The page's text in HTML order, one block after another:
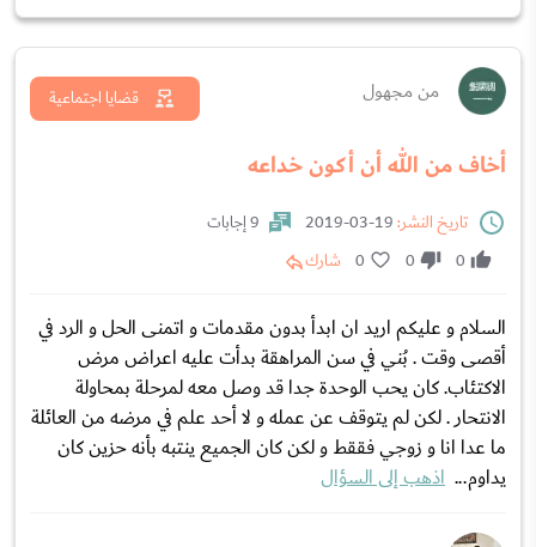
من مجهول
أخاف من الله أن أكون خداعه
قضايا اجتماعية
تاريخ النشر:
9 إجابات
0
0
0 شارك
السلام و عليكم اريد ان ابدأ بدون مقدمات و اتمنى الحل و الرد في
أقصى وقت . بُني في سن المراهقة بدأت عليه اعراض مرض
الاكتئاب. كان يحب الوحدة جدا قد وصل معه لمرحلة بمحاولة
الانتحار . لكن لم يتوقف عن عمله و لا أحد علم في مرضه من العائلة
ما عدا انا و زوجي فققط و لكن كان الجميع ينتبه بأنه حزين كان
يداوم... اذهب إلى السؤال